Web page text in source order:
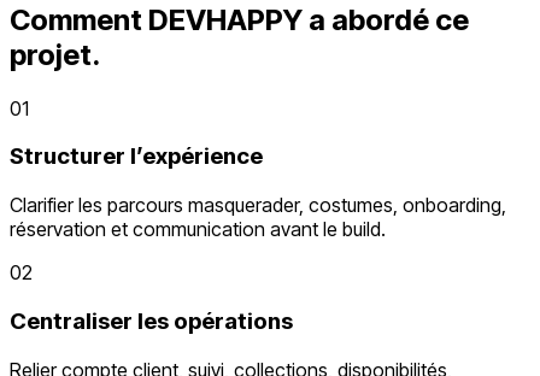
Comment DEVHAPPY a abordé ce
projet.
01
Structurer l’expérience
Clarifier les parcours masquerader, costumes, onboarding,
réservation et communication avant le build.
02
Centraliser les opérations
Relier compte client, suivi, collections, disponibilités,